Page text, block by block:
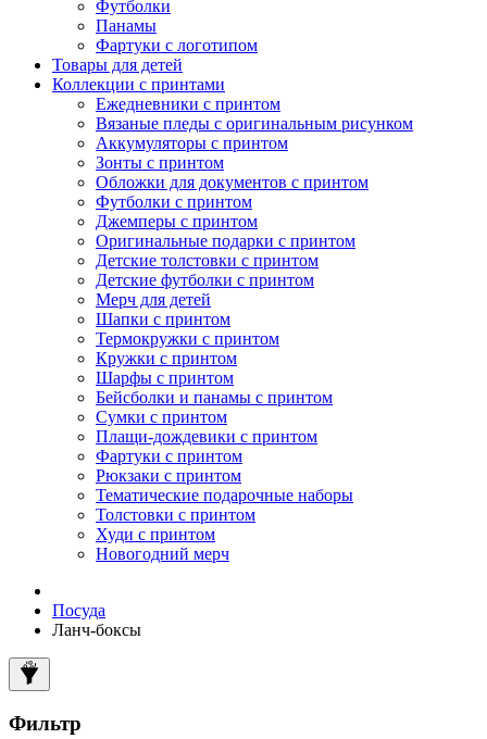
Футболки
Панамы
Фартуки с логотипом
Товары для детей
Коллекции с принтами
Ежедневники с принтом
Вязаные пледы с оригинальным рисунком
Аккумуляторы с принтом
Зонты с принтом
Обложки для документов с принтом
Футболки с принтом
Джемперы с принтом
Оригинальные подарки с принтом
Детские толстовки с принтом
Детские футболки с принтом
Мерч для детей
Шапки с принтом
Термокружки с принтом
Кружки с принтом
Шарфы с принтом
Бейсболки и панамы с принтом
Сумки с принтом
Плащи-дождевики с принтом
Фартуки с принтом
Рюкзаки с принтом
Тематические подарочные наборы
Толстовки с принтом
Худи с принтом
Новогодний мерч
Посуда
Ланч-боксы
Фильтр